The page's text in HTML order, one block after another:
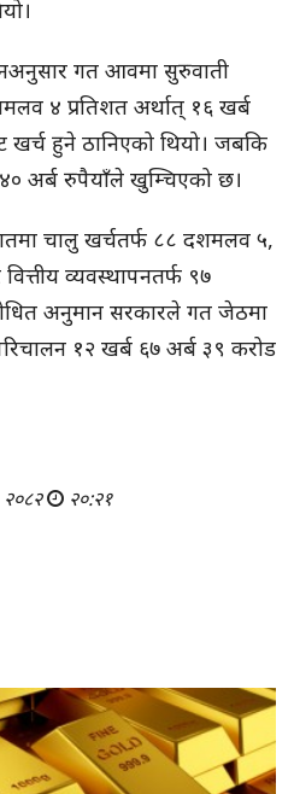
गत आवमा सुरुवाती
४ प्रतिशत अर्थात् १६ खर्ब
हुने ठानिएको थियो। जबकि
अर्ब रुपैयाँले खुम्चिएको छ।
चालु खर्चतर्फ ८८ दशमलव ५,
व्यवस्थापनतर्फ ९७
अनुमान सरकारले गत जेठमा
१२ खर्ब ६७ अर्ब ३९ करोड
२०८२ २०:२१